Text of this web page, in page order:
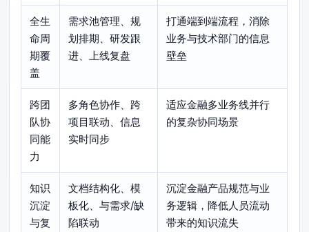
全生
命周
期覆
盖
需求池管理、规
划排期、研发跟
进、上线复盘
打通端到端流程，消除
业务与技术部门的信息
壁垒
跨团
队协
同能
力
多角色协作、跨
项目联动、信息
实时同步
适应金融多业务线并行
的复杂协同场景
知识
沉淀
与复
文档结构化、模
板化、与需求/缺
陷联动
沉淀金融产品规范与业
务逻辑，降低人员流动
带来的知识流失